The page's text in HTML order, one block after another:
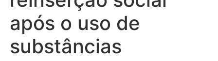
após o uso de
substâncias